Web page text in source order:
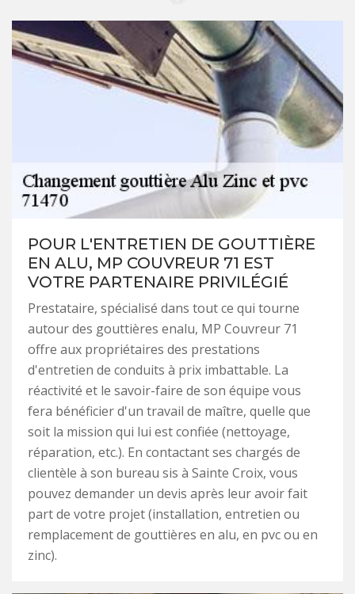
POUR L'ENTRETIEN DE GOUTTIÈRE
EN ALU, MP COUVREUR 71 EST
VOTRE PARTENAIRE PRIVILÉGIÉ
Prestataire, spécialisé dans tout ce qui tourne
autour des gouttières enalu, MP Couvreur 71
offre aux propriétaires des prestations
d'entretien de conduits à prix imbattable. La
réactivité et le savoir-faire de son équipe vous
fera bénéficier d'un travail de maître, quelle que
soit la mission qui lui est confiée (nettoyage,
réparation, etc.). En contactant ses chargés de
clientèle à son bureau sis à Sainte Croix, vous
pouvez demander un devis après leur avoir fait
part de votre projet (installation, entretien ou
remplacement de gouttières en alu, en pvc ou en
zinc).